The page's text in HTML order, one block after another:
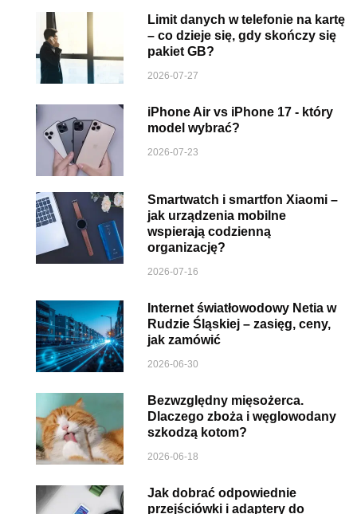
Limit danych w telefonie na kartę
– co dzieje się, gdy skończy się
pakiet GB?
2026-07-27
iPhone Air vs iPhone 17 - który
model wybrać?
2026-07-23
Smartwatch i smartfon Xiaomi –
jak urządzenia mobilne
wspierają codzienną
organizację?
2026-07-16
Internet światłowodowy Netia w
Rudzie Śląskiej – zasięg, ceny,
jak zamówić
2026-06-30
Bezwzględny mięsożerca.
Dlaczego zboża i węglowodany
szkodzą kotom?
2026-06-18
Jak dobrać odpowiednie
przejściówki i adaptery do